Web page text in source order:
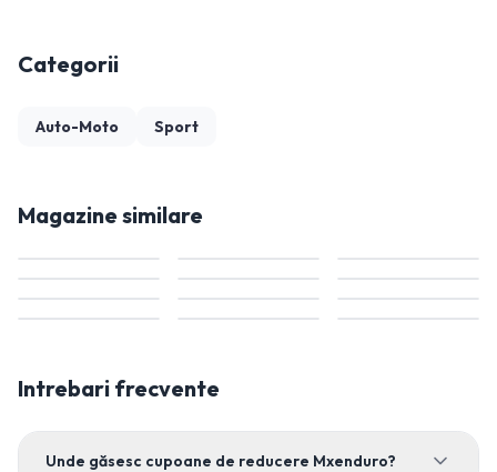
Categorii
Auto-Moto Sport
Magazine similare
Intrebari frecvente
Unde găsesc cupoane de reducere Mxenduro?